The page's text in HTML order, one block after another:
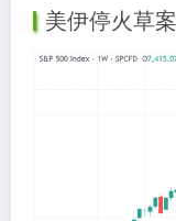
美伊停火草